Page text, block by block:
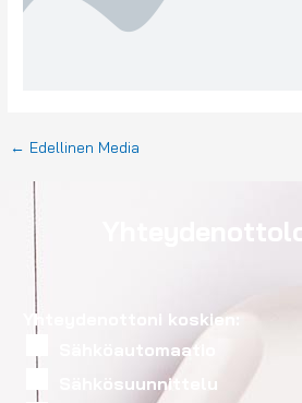
← Edellinen Media
Yhteydenottoni koskien:
Sähköautomaatio
Sähkösuunnittelu